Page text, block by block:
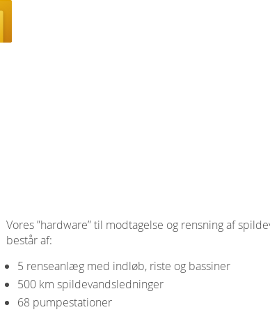
Vores ”hardware” til modtagelse og rensning af
består af:
5 renseanlæg med indløb, riste og bassiner
500 km spildevandsledninger
68 pumpestationer